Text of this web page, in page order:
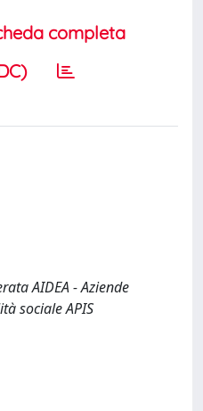
completa
AIDEA - Aziende
sociale APIS